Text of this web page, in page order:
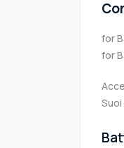
for
for